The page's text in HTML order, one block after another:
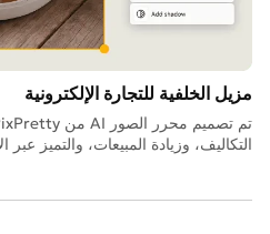
مزيل الخلفية للتجارة الإلكترونية
التكاليف، وزيادة المبيعات، والتميز عبر